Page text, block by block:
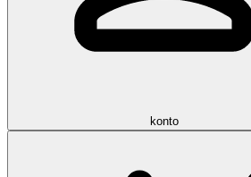
konto